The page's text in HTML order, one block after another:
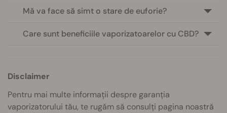
Mă va face să simt o stare de euforie?
Care sunt beneficiile vaporizatoarelor cu CBD?
Disclaimer
Pentru mai multe informații despre garanția
vaporizatorului tău, te rugăm să consulți pagina noastră